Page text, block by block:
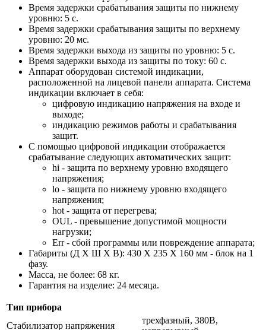
Время задержки срабатывания защиты по нижнему
уровню: 5 с.
Время задержки срабатывания защиты по верхнему
уровню: 20 мс.
Время задержки выхода из защиты по уровню: 5 с.
Время задержки выхода из защиты по току: 60 с.
Аппарат оборудован системой индикации,
расположенной на лицевой панели аппарата. Система
индикации включает в себя:
цифровую индикацию напряжения на входе и
выходе;
индикацию режимов работы и срабатывания
защит.
С помощью цифровой индикации отображается
срабатывание следующих автоматических защит:
hi - защита по верхнему уровню входящего
напряжения;
lo - защита по нижнему уровню входящего
напряжения;
hot - защита от перегрева;
OUL - превышение допустимой мощности
нагрузки;
Err - сбой программы или повреждение аппарата;
Габариты (Д Х Ш Х В): 430 X 235 X 160 мм - блок на 1
фазу.
Масса, не более: 68 кг.
Гарантия на изделие: 24 месяца.
Тип прибора
Стабилизатор напряжения
трехфазный, 380В,